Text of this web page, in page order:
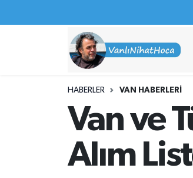
HABERLER VAN HABERLERI
Van ve
Alım
Haberler
İş İlanları
Etkinlikler
İpekyolu Nöbetçi Eczaneler
İpekyolu Trafik Yoğunluk Haritası
Tüm Manşetler